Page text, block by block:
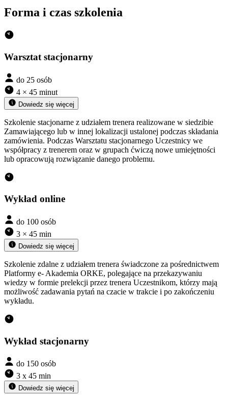
Forma i czas szkolenia
Warsztat stacjonarny
do 25 osób
4 × 45 minut
Dowiedz się więcej
Szkolenie stacjonarne z udziałem trenera realizowane w siedzibie
Zamawiającego lub w innej lokalizacji ustalonej podczas składania
zamówienia. Podczas Warsztatu stacjonarnego Uczestnicy we
współpracy z trenerem oraz w grupach ćwiczą nowe umiejętności
lub opracowują rozwiązanie danego problemu.
Wykład online
do 100 osób
3 × 45 min
Dowiedz się więcej
Szkolenie zdalne z udziałem trenera świadczone za pośrednictwem
Platformy e- Akademia ORKE, polegające na przekazywaniu
wiedzy w formie prelekcji przez trenera Uczestnikom, którzy mają
możliwość zadawania pytań na czacie w trakcie i po zakończeniu
wykładu.
Wykład stacjonarny
do 150 osób
3 x 45 min
Dowiedz się więcej